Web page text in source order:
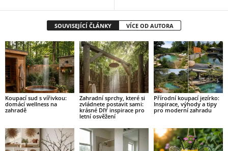
SOUVISEJÍCÍ ČLÁNKY VÍCE OD AUTORA
Koupací sud s vířivkou:
domácí wellness na
zahradě
Zahradní sprchy, které si
zvládnete postavit sami:
krásné DIY inspirace pro
letní osvěžení
Přírodní koupací jezírko:
Inspirace, výhody a tipy
pro moderní zahradu